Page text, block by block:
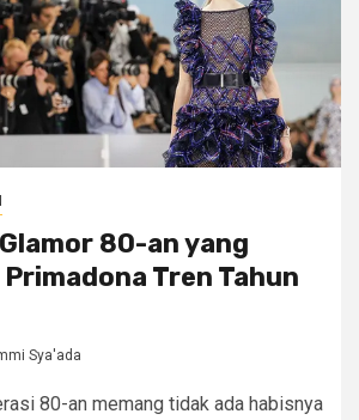
80-an yang
Tren Tahun
Sya'ada
80-an memang tidak ada habisnya